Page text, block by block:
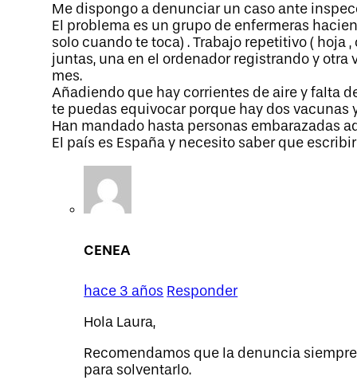
Me dispongo a denunciar un caso ante
El problema es un grupo de enfermeras
solo cuando te toca) . Trabajo repetitivo (
juntas, una en el ordenador registrando y otra
mes.
Añadiendo que hay corrientes de aire y falta
te puedas equivocar porque hay dos vacunas
Han mandado hasta personas embarazadas
El país es España y necesito saber que
CENEA
hace 3 años Responder
Hola Laura,
Recomendamos que la denuncia
para solventarlo.